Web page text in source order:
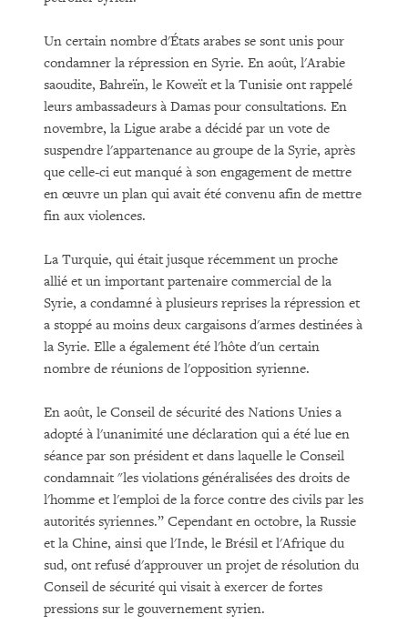
Un certain nombre d'États arabes se sont unis pour
condamner la répression en Syrie. En août, l'Arabie
saoudite, Bahreïn, le Koweït et la Tunisie ont rappelé
leurs ambassadeurs à Damas pour consultations. En
novembre, la Ligue arabe a décidé par un vote de
suspendre l'appartenance au groupe de la Syrie, après
que celle-ci eut manqué à son engagement de mettre
en œuvre un plan qui avait été convenu afin de mettre
fin aux violences.
La Turquie, qui était jusque récemment un proche
allié et un important partenaire commercial de la
Syrie, a condamné à plusieurs reprises la répression et
a stoppé au moins deux cargaisons d'armes destinées à
la Syrie. Elle a également été l'hôte d'un certain
nombre de réunions de l'opposition syrienne.
En août, le Conseil de sécurité des Nations Unies a
adopté à l'unanimité une déclaration qui a été lue en
séance par son président et dans laquelle le Conseil
condamnait "les violations généralisées des droits de
l'homme et l'emploi de la force contre des civils par les
autorités syriennes.” Cependant en octobre, la Russie
et la Chine, ainsi que l'Inde, le Brésil et l'Afrique du
sud, ont refusé d'approuver un projet de résolution du
Conseil de sécurité qui visait à exercer de fortes
pressions sur le gouvernement syrien.